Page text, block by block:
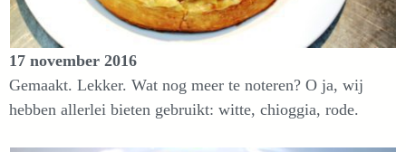
17 november 2016
Gemaakt. Lekker. Wat nog meer te noteren? O ja, wij
hebben allerlei bieten gebruikt: witte, chioggia, rode.